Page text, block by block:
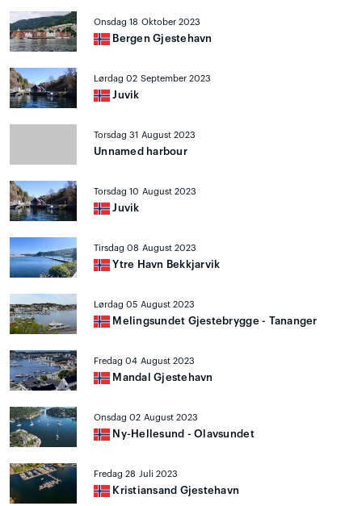
Onsdag 18 Oktober 2023
Bergen Gjestehavn
Lørdag 02 September 2023
Juvik
Torsdag 31 August 2023
Unnamed harbour
Torsdag 10 August 2023
Juvik
Tirsdag 08 August 2023
Ytre Havn Bekkjarvik
Lørdag 05 August 2023
Melingsundet Gjestebrygge - Tananger
Fredag 04 August 2023
Mandal Gjestehavn
Onsdag 02 August 2023
Ny-Hellesund - Olavsundet
Fredag 28 Juli 2023
Kristiansand Gjestehavn